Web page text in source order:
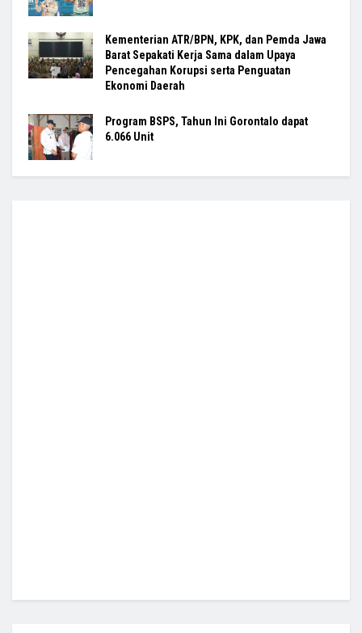
Kementerian ATR/BPN, KPK, dan Pemda Jawa
Barat Sepakati Kerja Sama dalam Upaya
Pencegahan Korupsi serta Penguatan
Ekonomi Daerah
Program BSPS, Tahun Ini Gorontalo dapat
6.066 Unit